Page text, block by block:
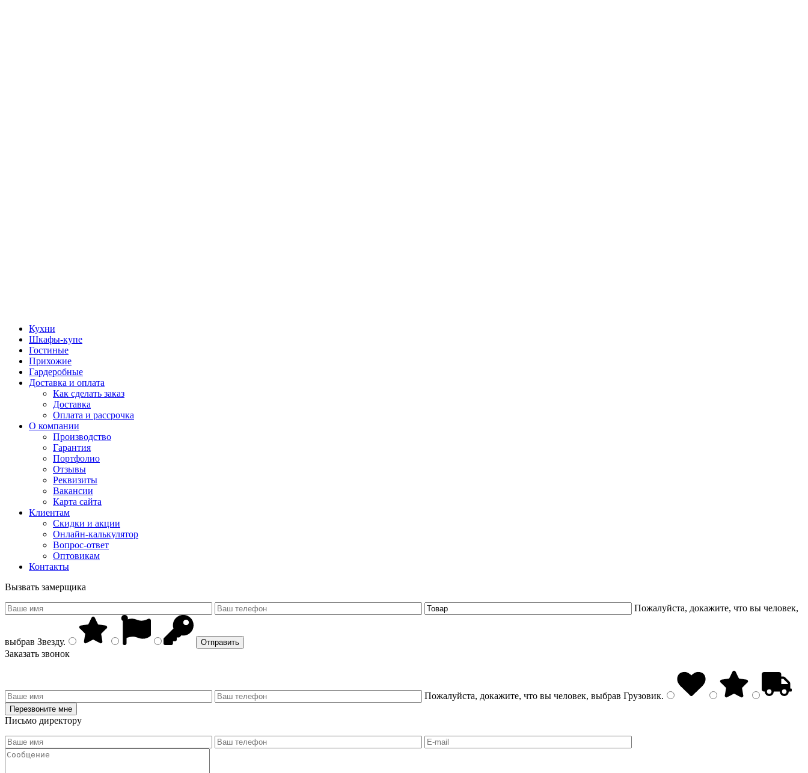
Кухни
Шкафы-купе
Гостиные
Прихожие
Гардеробные
Доставка и оплата
Как сделать заказ
Доставка
Оплата и рассрочка
О компании
Производство
Гарантия
Портфолио
Отзывы
Реквизиты
Вакансии
Карта сайта
Клиентам
Скидки и акции
Онлайн-калькулятор
Вопрос-ответ
Оптовикам
Контакты
Вызвать замерщика
Пожалуйста, докажите, что вы человек,
выбрав Звезду.
Заказать звонок
Пожалуйста, докажите, что вы человек, выбрав Грузовик.
Письмо директору